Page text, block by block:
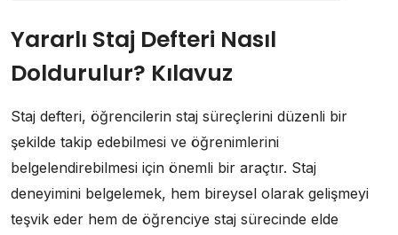
Yararlı Staj Defteri Nasıl
Doldurulur? Kılavuz
Staj defteri, öğrencilerin staj süreçlerini düzenli bir
şekilde takip edebilmesi ve öğrenimlerini
belgelendirebilmesi için önemli bir araçtır. Staj
deneyimini belgelemek, hem bireysel olarak gelişmeyi
teşvik eder hem de öğrenciye staj sürecinde elde